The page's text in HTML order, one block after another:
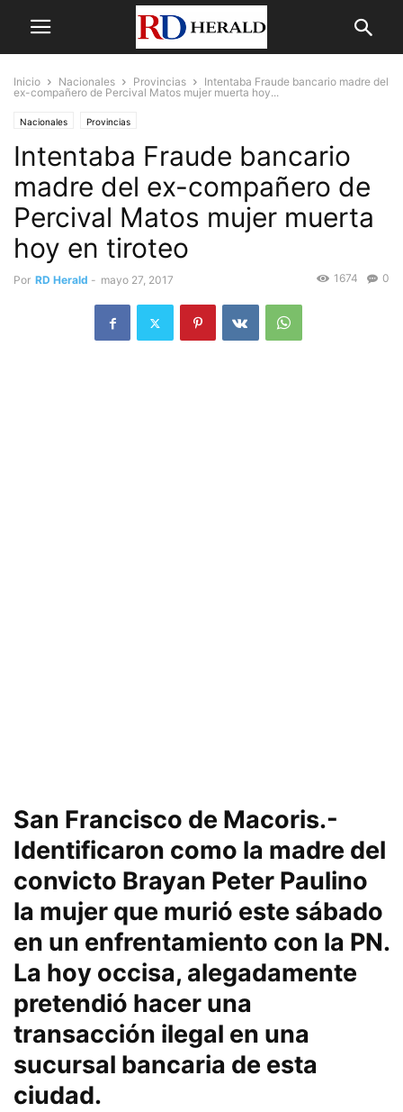
Inicio Nacionales Provincias
Intentaba Fraude bancario madre del
ex-compañero de Percival Matos mujer muerta hoy...
Nacionales Provincias
Intentaba Fraude bancario
madre del ex-compañero de
Percival Matos mujer muerta
hoy en tiroteo
Por RD Herald - mayo 27, 2017 0
1674
San Francisco de Macoris.-
Identificaron como la madre del
convicto Brayan Peter Paulino
la mujer que murió este sábado
en un enfrentamiento con la PN.
La hoy occisa, alegadamente
pretendió hacer una
transacción ilegal en una
sucursal bancaria de esta
ciudad.